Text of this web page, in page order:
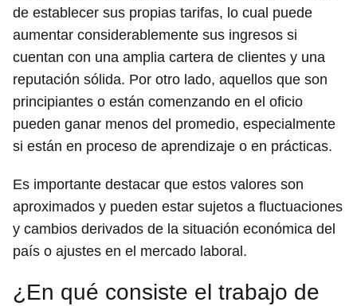
de establecer sus propias tarifas, lo cual puede
aumentar considerablemente sus ingresos si
cuentan con una amplia cartera de clientes y una
reputación sólida. Por otro lado, aquellos que son
principiantes o están comenzando en el oficio
pueden ganar menos del promedio, especialmente
si están en proceso de aprendizaje o en prácticas.
Es importante destacar que estos valores son
aproximados y pueden estar sujetos a fluctuaciones
y cambios derivados de la situación económica del
país o ajustes en el mercado laboral.
¿En qué consiste el trabajo de